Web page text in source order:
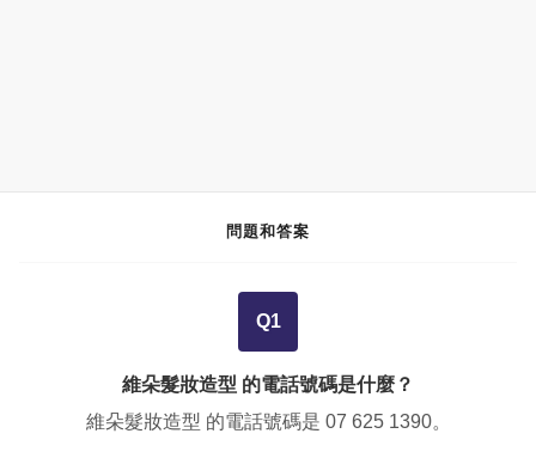
問題和答案
Q1
維朵髮妝造型 的電話號碼是什麼？
維朵髮妝造型 的電話號碼是 07 625 1390。